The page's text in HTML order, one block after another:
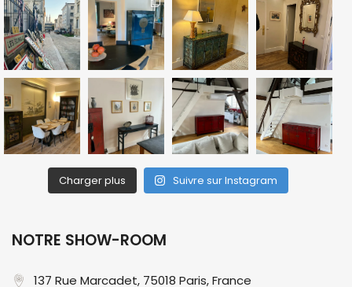
Charger plus Suivre sur Instagram
NOTRE SHOW-ROOM
137 Rue Marcadet, 75018 Paris, France​